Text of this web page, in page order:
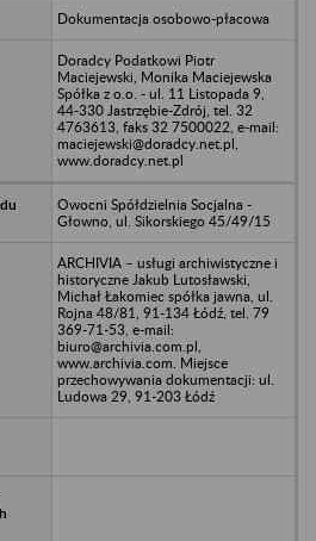
Dokumentacja osobowo-płacowa
Doradcy Podatkowi Piotr
Maciejewski, Monika Maciejewska
Spółka z o.o. - ul. 11 Listopada 9,
44-330 Jastrzębie-Zdrój, tel. 32
4763613, faks 32 7500022, e-mail:
maciejewski@doradcy.net.pl,
www.doradcy.net.pl
Owocni Spółdzielnia Socjalna -
Głowno, ul. Sikorskiego 45/49/15
ARCHIVIA – usługi archiwistyczne i
historyczne Jakub Lutosławski,
Michał Łakomiec spółka jawna, ul.
Rojna 48/81, 91-134 Łódź, tel. 79
369-71-53, e-mail:
biuro@archivia.com.pl,
www.archivia.com. Miejsce
przechowywania dokumentacji: ul.
Ludowa 29, 91-203 Łódź